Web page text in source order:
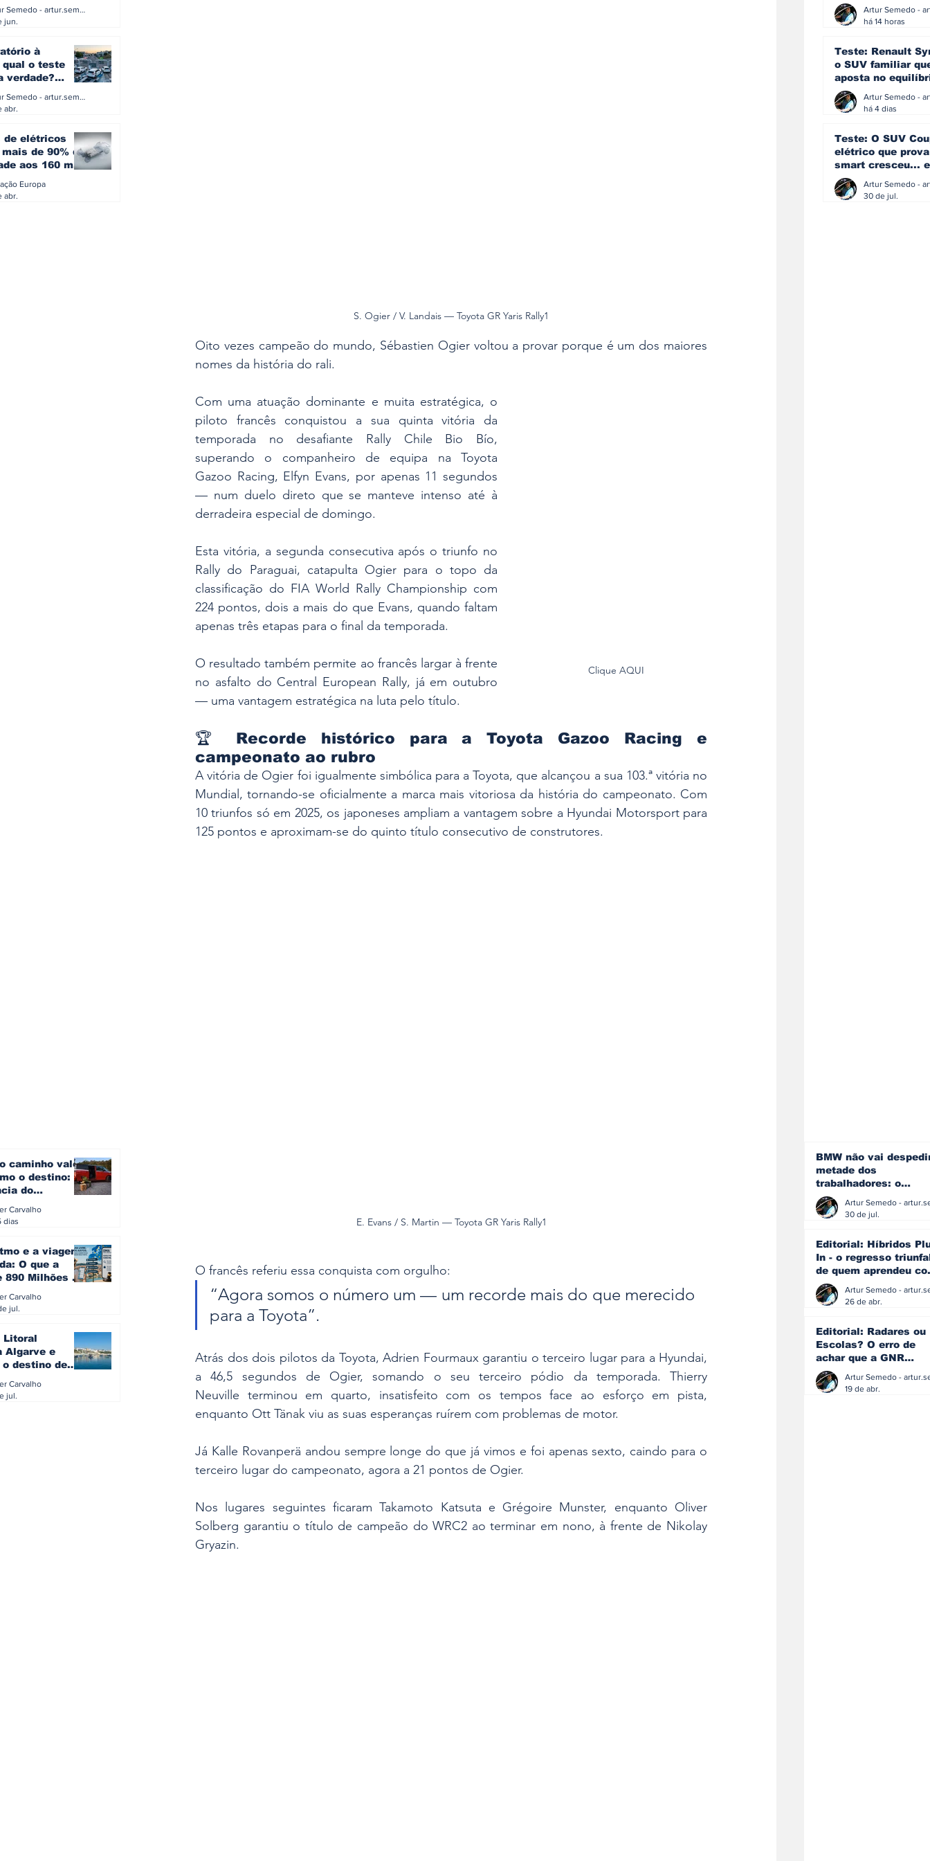
Artur Semedo - artur.semedo@publiracing.pt
jun.
à
qual o teste
verdade?
Artur Semedo - artur.semedo@publiracing.pt
abr.
de elétricos
de 90% da
aos 160 mil
Europa
abr.
S. Ogier / V. Landais — Toyota GR Yaris Rally1
Oito vezes campeão do mundo, Sébastien Ogier voltou a provar porque é um dos maiores
nomes da história do rali.
Clique AQUI
Com uma atuação dominante e muita estratégica, o
piloto francês conquistou a sua quinta vitória da
temporada no desafiante Rally Chile Bio Bío,
superando o companheiro de equipa na Toyota
Gazoo Racing, Elfyn Evans, por apenas 11 segundos
— num duelo direto que se manteve intenso até à
derradeira especial de domingo.
Esta vitória, a segunda consecutiva após o triunfo no
Rally do Paraguai, catapulta Ogier para o topo da
classificação do FIA World Rally Championship com
224 pontos, dois a mais do que Evans, quando faltam
apenas três etapas para o final da temporada.
O resultado também permite ao francês largar à frente
no asfalto do Central European Rally, já em outubro
— uma vantagem estratégica na luta pelo título.
🏆 Recorde histórico para a Toyota Gazoo Racing e
campeonato ao rubro
A vitória de Ogier foi igualmente simbólica para a Toyota, que alcançou a sua 103.ª vitória no
Mundial, tornando-se oficialmente a marca mais vitoriosa da história do campeonato. Com
10 triunfos só em 2025, os japoneses ampliam a vantagem sobre a Hyundai Motorsport para
125 pontos e aproximam-se do quinto título consecutivo de construtores.
E. Evans / S. Martin — Toyota GR Yaris Rally1
O francês referiu essa conquista com orgulho:
“Agora somos o número um — um recorde mais do que merecido
para a Toyota”.
Atrás dos dois pilotos da Toyota, Adrien Fourmaux garantiu o terceiro lugar para a Hyundai,
a 46,5 segundos de Ogier, somando o seu terceiro pódio da temporada. Thierry
Neuville terminou em quarto, insatisfeito com os tempos face ao esforço em pista,
enquanto Ott Tänak viu as suas esperanças ruírem com problemas de motor.
Já Kalle Rovanperä andou sempre longe do que já vimos e foi apenas sexto, caindo para o
terceiro lugar do campeonato, agora a 21 pontos de Ogier.
Nos lugares seguintes ficaram Takamoto Katsuta e Grégoire Munster, enquanto Oliver
Solberg garantiu o título de campeão do WRC2 ao terminar em nono, à frente de Nikolay
Gryazin.
caminho vale
o destino: a
do
europeu
Carvalho
dias
e a viagem
O que a
890 Milhões à
do turista na
Carvalho
jul.
Litoral
Algarve e
o destino de
Carvalho
jul.
eficiência e
simplicidade
há 14 horas
Teste: Renault
o SUV familiar
aposta no
ainda acredita na
manualhá 4 dias
Teste: O SUV
elétrico que
smart cresceu... e
amadureceu
30 de jul.
BMW não vai
metade dos
trabalhadores: o
problema é o
que muitos decidiram
30 de jul.
Editorial: Híbridos
In - o regresso
de quem aprendeu
os erros do passado
26 de abr.
Editorial: Radares ou
Escolas? O erro de
achar que a GNR
resolve o que a
educação falhou
19 de abr.